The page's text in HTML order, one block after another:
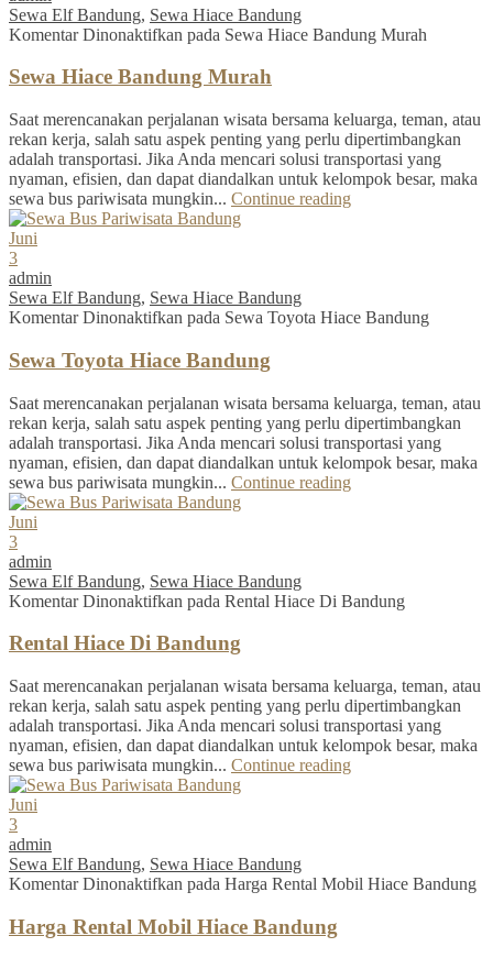
Sewa Elf Bandung, Sewa Hiace Bandung
Komentar Dinonaktifkan pada Sewa Hiace Bandung Murah
Sewa Hiace Bandung Murah
Saat merencanakan perjalanan wisata bersama keluarga, teman, atau
rekan kerja, salah satu aspek penting yang perlu dipertimbangkan
adalah transportasi. Jika Anda mencari solusi transportasi yang
nyaman, efisien, dan dapat diandalkan untuk kelompok besar, maka
sewa bus pariwisata mungkin... Continue reading
Juni
3
admin
Sewa Elf Bandung, Sewa Hiace Bandung
Komentar Dinonaktifkan pada Sewa Toyota Hiace Bandung
Sewa Toyota Hiace Bandung
Saat merencanakan perjalanan wisata bersama keluarga, teman, atau
rekan kerja, salah satu aspek penting yang perlu dipertimbangkan
adalah transportasi. Jika Anda mencari solusi transportasi yang
nyaman, efisien, dan dapat diandalkan untuk kelompok besar, maka
sewa bus pariwisata mungkin... Continue reading
Juni
3
admin
Sewa Elf Bandung, Sewa Hiace Bandung
Komentar Dinonaktifkan pada Rental Hiace Di Bandung
Rental Hiace Di Bandung
Saat merencanakan perjalanan wisata bersama keluarga, teman, atau
rekan kerja, salah satu aspek penting yang perlu dipertimbangkan
adalah transportasi. Jika Anda mencari solusi transportasi yang
nyaman, efisien, dan dapat diandalkan untuk kelompok besar, maka
sewa bus pariwisata mungkin... Continue reading
Juni
3
admin
Sewa Elf Bandung, Sewa Hiace Bandung
Komentar Dinonaktifkan pada Harga Rental Mobil Hiace Bandung
Harga Rental Mobil Hiace Bandung